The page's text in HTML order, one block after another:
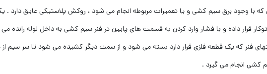
که با وجود برق سیم کشی و یا تعمیرات مربوطه انجام می شود ، روکش پلاستیکی عایق
قرار داده و با فشار وارد کردن به قسمت های پایین تر فنر سیم کشی به داخل لوله
فنر که یک قطعه فلزی قرار دارد بسته می شود و از سمت دیگر کشیده می شود تا سر سیم
کشی انجام می گیرد .